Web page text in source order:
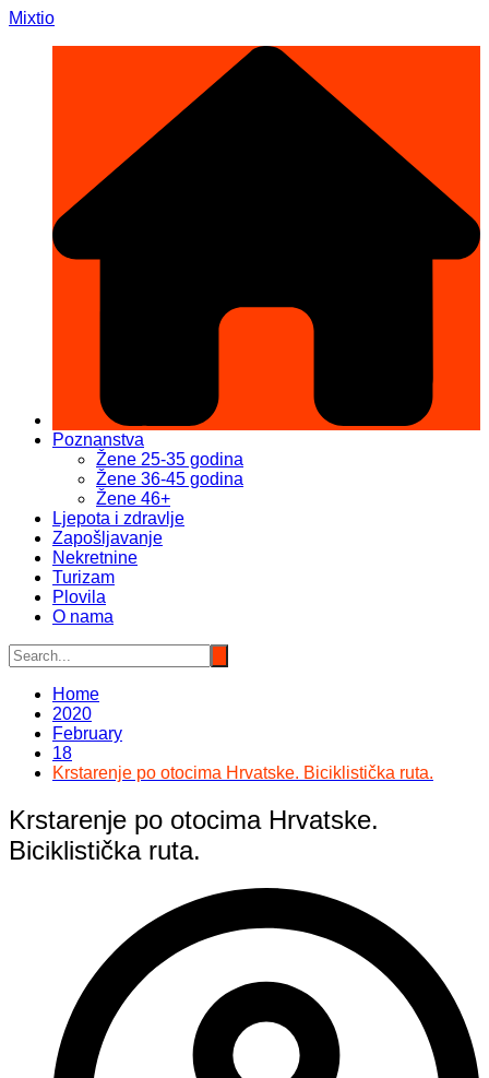
Skip
Mixtio
Poznanstva
Žene 25-35 godina
Žene 36-45 godina
Žene 46+
Ljepota i zdravlje
Zapošljavanje
Nekretnine
Turizam
Plovila
O nama
Home
2020
February
18
Krstarenje po otocima Hrvatske. Biciklistička ruta.
Krstarenje po otocima Hrvatske.
Biciklistička ruta.